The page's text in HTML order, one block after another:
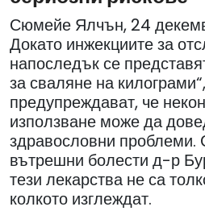
Сюмейе Ялчън, 24
Докато инжекциите за
напоследък се
за сваляне на
предупреждават, че
използване може да
здравословни проблеми.
вътрешни болести д-р
тези лекарства не са
колкото изглеждат.